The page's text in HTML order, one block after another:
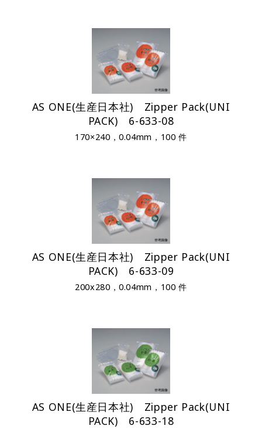
AS ONE(生産日本社) Zipper Pack(UNI
PACK) 6-633-08
170×240，0.04mm，100 件
AS ONE(生産日本社) Zipper Pack(UNI
PACK) 6-633-09
200x280，0.04mm，100 件
AS ONE(生産日本社) Zipper Pack(UNI
PACK) 6-633-18